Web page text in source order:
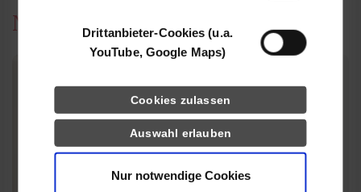
Drittanbieter-Cookies (u.a.
YouTube, Google Maps)
Cookies zulassen
Auswahl erlauben
Nur notwendige Cookies
News